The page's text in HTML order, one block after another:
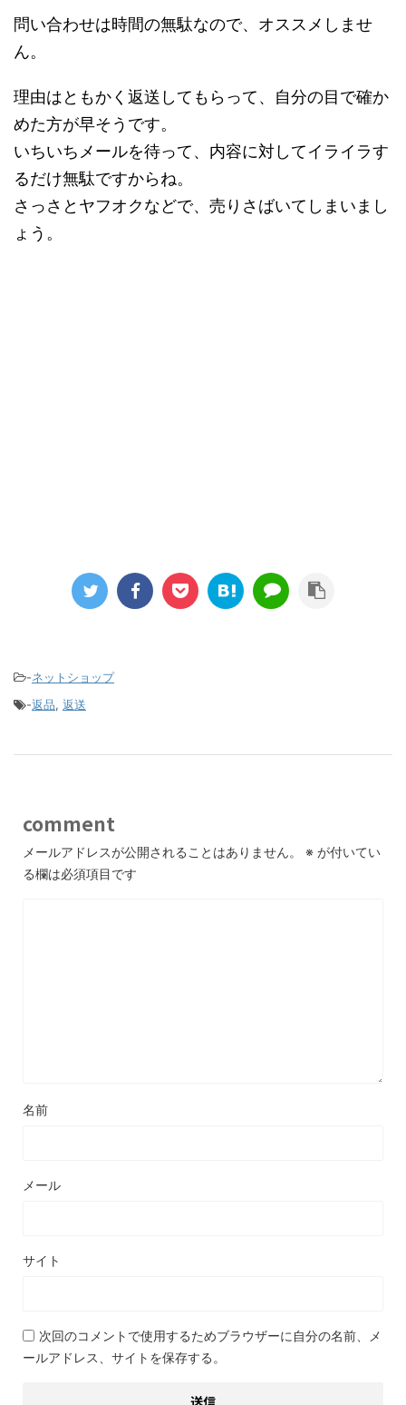
問い合わせは時間の無駄なので、オススメしませ
ん。
理由はともかく返送してもらって、自分の目で確か
めた方が早そうです。
いちいちメールを待って、内容に対してイライラす
るだけ無駄ですからね。
さっさとヤフオクなどで、売りさばいてしまいまし
ょう。
-ネットショップ
-返品, 返送
comment
メールアドレスが公開されることはありません。 ※ が付いてい
る欄は必須項目です
名前
メール
サイト
次回のコメントで使用するためブラウザーに自分の名前、メ
ールアドレス、サイトを保存する。